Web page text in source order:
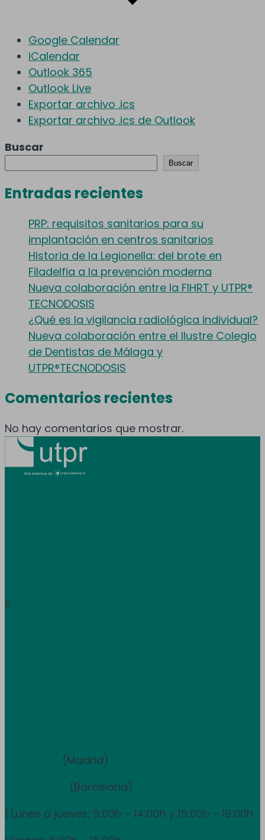
Google Calendar
iCalendar
Outlook 365
Outlook Live
Exportar archivo .ics
Exportar archivo .ics de Outlook
Buscar
Buscar
Entradas recientes
PRP: requisitos sanitarios para su
implantación en centros sanitarios
Historia de la Legionella: del brote en
Filadelfia a la prevención moderna
Nueva colaboración entre la FIHRT y UTPR®
TECNODOSIS
¿Qué es la vigilancia radiológica individual?
Nueva colaboración entre el Ilustre Colegio
de Dentistas de Málaga y
UTPR®TECNODOSIS
Comentarios recientes
No hay comentarios que mostrar.
p
(Madrid)
(Barcelona)
} Lunes a jueves: 9:00h – 14:00h y 15:00h – 19:00h